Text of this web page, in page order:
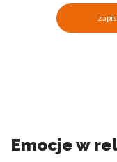
Emocje w